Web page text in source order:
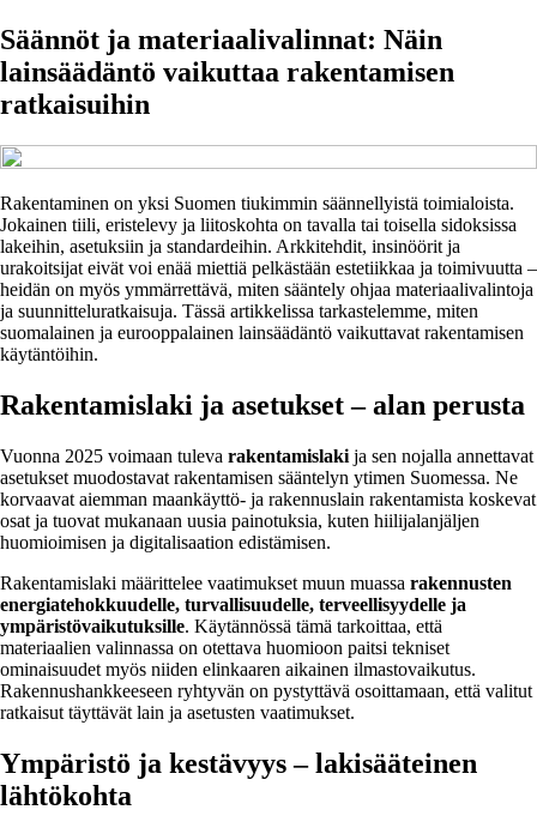
Säännöt ja materiaalivalinnat: Näin
lainsäädäntö vaikuttaa rakentamisen
ratkaisuihin
Rakentaminen on yksi Suomen tiukimmin säännellyistä toimialoista.
Jokainen tiili, eristelevy ja liitoskohta on tavalla tai toisella sidoksissa
lakeihin, asetuksiin ja standardeihin. Arkkitehdit, insinöörit ja
urakoitsijat eivät voi enää miettiä pelkästään estetiikkaa ja toimivuutta –
heidän on myös ymmärrettävä, miten sääntely ohjaa materiaalivalintoja
ja suunnitteluratkaisuja. Tässä artikkelissa tarkastelemme, miten
suomalainen ja eurooppalainen lainsäädäntö vaikuttavat rakentamisen
käytäntöihin.
Rakentamislaki ja asetukset – alan perusta
Vuonna 2025 voimaan tuleva rakentamislaki ja sen nojalla annettavat
asetukset muodostavat rakentamisen sääntelyn ytimen Suomessa. Ne
korvaavat aiemman maankäyttö- ja rakennuslain rakentamista koskevat
osat ja tuovat mukanaan uusia painotuksia, kuten hiilijalanjäljen
huomioimisen ja digitalisaation edistämisen.
Rakentamislaki määrittelee vaatimukset muun muassa rakennusten
energiatehokkuudelle, turvallisuudelle, terveellisyydelle ja
ympäristövaikutuksille. Käytännössä tämä tarkoittaa, että
materiaalien valinnassa on otettava huomioon paitsi tekniset
ominaisuudet myös niiden elinkaaren aikainen ilmastovaikutus.
Rakennushankkeeseen ryhtyvän on pystyttävä osoittamaan, että valitut
ratkaisut täyttävät lain ja asetusten vaatimukset.
Ympäristö ja kestävyys – lakisääteinen
lähtökohta